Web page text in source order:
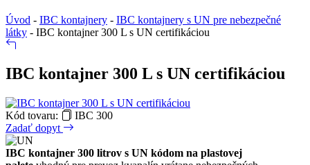
Úvod - IBC kontajnery - IBC kontajnery s UN pre nebezpečné
látky - IBC kontajner 300 L s UN certifikáciou
IBC kontajner 300 L s UN certifikáciou
Kód tovaru:
IBC 300
Zadať dopyt
IBC kontajner 300 litrov s UN kódom na plastovej